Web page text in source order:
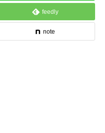
feedly
note